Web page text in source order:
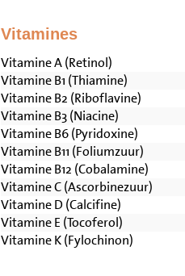
Vitamines
Vitamine A (Retinol)
Vitamine B1 (Thiamine)
Vitamine B2 (Riboflavine)
Vitamine B3 (Niacine)
Vitamine B6 (Pyridoxine)
Vitamine B11 (Foliumzuur)
Vitamine B12 (Cobalamine)
Vitamine C (Ascorbinezuur)
Vitamine D (Calcifine)
Vitamine E (Tocoferol)
Vitamine K (Fylochinon)